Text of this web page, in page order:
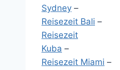
Sydney –
Reisezeit Bali –
Reisezeit
Kuba –
Reisezeit Miami –